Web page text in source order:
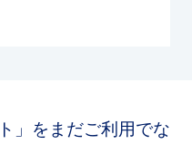
」をまだご利用でな